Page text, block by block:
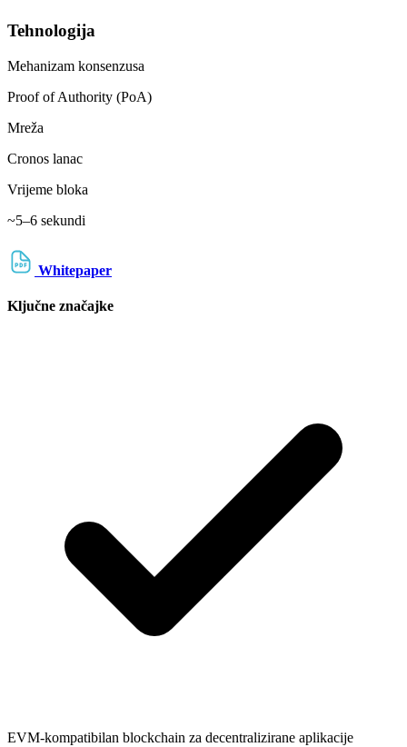
Tehnologija
Mehanizam konsenzusa
Proof of Authority (PoA)
Mreža
Cronos lanac
Vrijeme bloka
~5–6 sekundi
Whitepaper
Ključne značajke
EVM-kompatibilan blockchain za decentralizirane aplikacije